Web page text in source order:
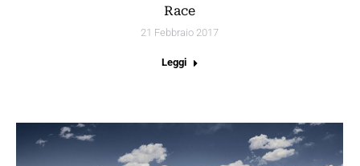
Race
21 Febbraio 2017
Leggi